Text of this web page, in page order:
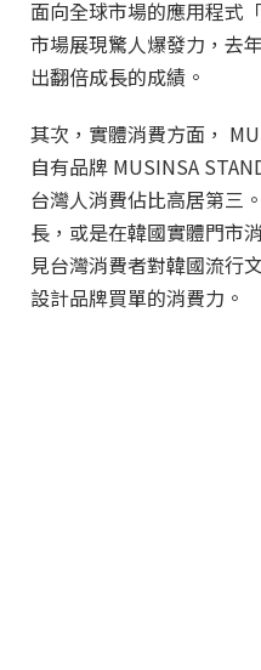
面向全球市場的應用程式
市場展現驚人爆發力，去
出翻倍成長的成績。
其次，實體消費方面，
自有品牌 MUSINSA
台灣人消費佔比高居第三
長，或是在韓國實體門市
見台灣消費者對韓國流行
設計品牌買單的消費力。